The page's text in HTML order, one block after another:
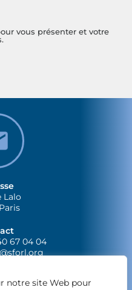
notre site Web pour
vous présenter et votre
Lalo
67 04 04